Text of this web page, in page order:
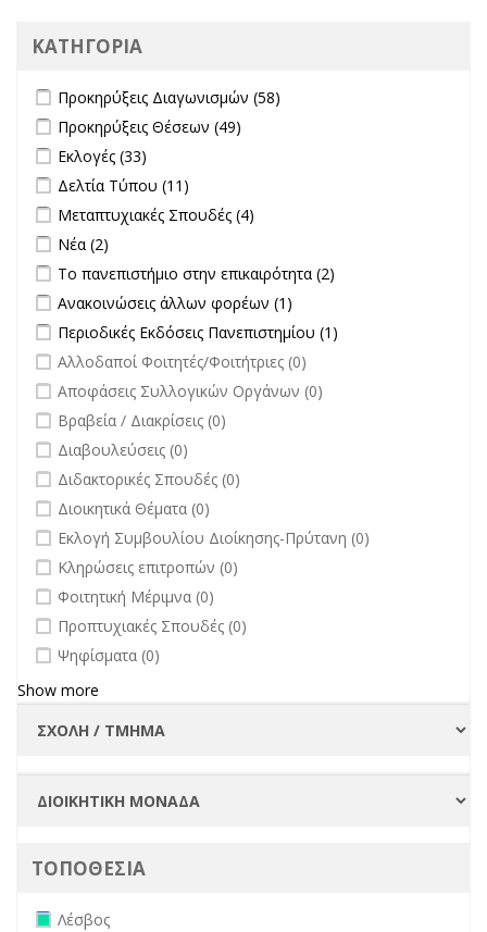
ΚΑΤΗΓΟΡΙΑ
Apply Προκηρύξεις Διαγωνισμών filter
Προκηρύξεις Διαγωνισμών (58)
Apply Προκηρύξεις Θέσεων filter
Προκηρύξεις Θέσεων (49)
Apply Εκλογές filter
Εκλογές (33)
Apply Δελτία Τύπου filter
Δελτία Τύπου (11)
Apply Μεταπτυχιακές Σπουδές filter
Μεταπτυχιακές Σπουδές (4)
Apply Νέα filter
Νέα (2)
Apply Το πανεπιστήμιο στην επικαιρότητα filter
Το πανεπιστήμιο στην επικαιρότητα (2)
Apply Ανακοινώσεις άλλων φορέων filter
Ανακοινώσεις άλλων φορέων (1)
Apply Περιοδικές Εκδόσεις Πανεπιστημίου filter
Περιοδικές Εκδόσεις Πανεπιστημίου (1)
undefined
Αλλοδαποί Φοιτητές/Φοιτήτριες (0)
undefined
Αποφάσεις Συλλογικών Οργάνων (0)
undefined
Βραβεία / Διακρίσεις (0)
undefined
Διαβουλεύσεις (0)
undefined
Διδακτορικές Σπουδές (0)
undefined
Διοικητικά Θέματα (0)
undefined
Εκλογή Συμβουλίου Διοίκησης-Πρύτανη (0)
undefined
Κληρώσεις επιτροπών (0)
undefined
Φοιτητική Μέριμνα (0)
undefined
Προπτυχιακές Σπουδές (0)
undefined
Ψηφίσματα (0)
Show more
ΤΟΠΟΘΕΣΙΑ
Remove Λέσβος filter
Λέσβος